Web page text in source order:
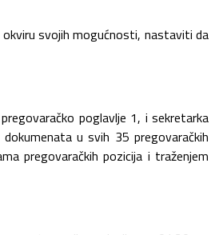
okviru svojih mogućnosti, nastaviti da
poglavlje 1, i sekretarka
u svih 35 pregovaračkih
pregovaračkih pozicija i traženjem